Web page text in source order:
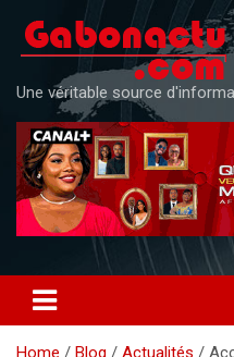
content
Une véritable source
Home Blog Actualités